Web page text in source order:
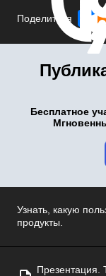
Поделиться
Бесплатное
Узнать, какую
продукты.
Презентация.